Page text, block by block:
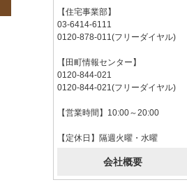
【住宅事業部】
03-6414-6111
0120-878-011(フリーダイヤル)
【田町情報センター】
0120-844-021
0120-844-021(フリーダイヤル)
【営業時間】10:00～20:00
【定休日】隔週火曜・水曜
会社概要